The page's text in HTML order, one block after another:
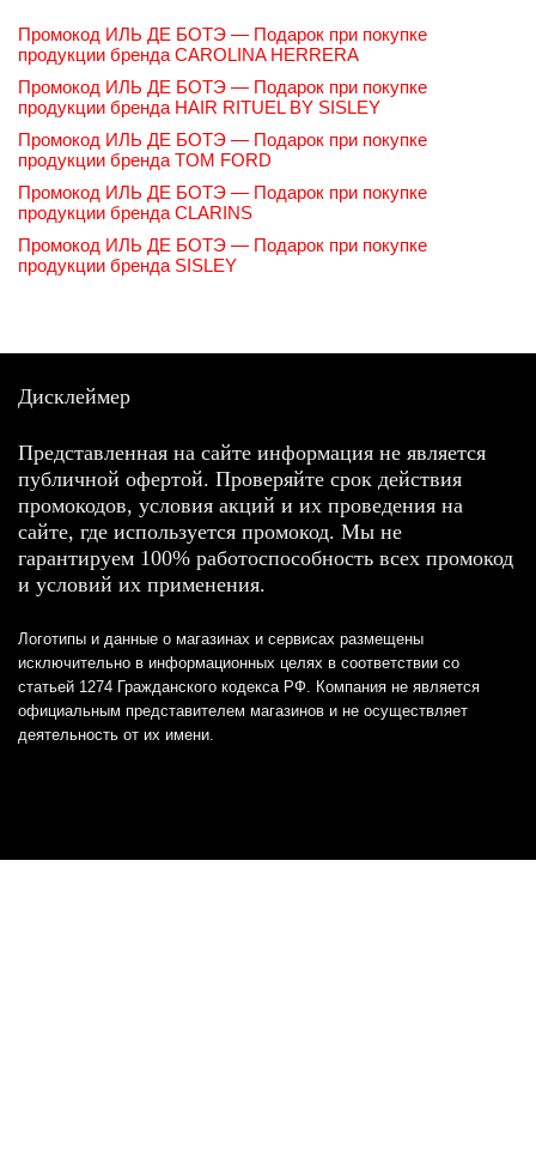
Промокод ИЛЬ ДЕ БОТЭ — Подарок при покупке
продукции бренда CAROLINA HERRERA
Промокод ИЛЬ ДЕ БОТЭ — Подарок при покупке
продукции бренда HAIR RITUEL BY SISLEY
Промокод ИЛЬ ДЕ БОТЭ — Подарок при покупке
продукции бренда TOM FORD
Промокод ИЛЬ ДЕ БОТЭ — Подарок при покупке
продукции бренда CLARINS
Промокод ИЛЬ ДЕ БОТЭ — Подарок при покупке
продукции бренда SISLEY
Дисклеймер
Представленная на сайте информация не является
публичной офертой. Проверяйте срок действия
промокодов, условия акций и их проведения на
сайте, где используется промокод. Мы не
гарантируем 100% работоспособность всех промокод
и условий их применения.
Логотипы и данные о магазинах и сервисах размещены
исключительно в информационных целях в соответствии со
статьей 1274 Гражданского кодекса РФ. Компания не является
официальным представителем магазинов и не осуществляет
деятельность от их имени.